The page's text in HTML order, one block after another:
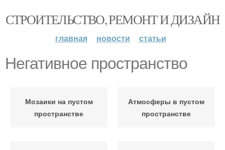
СТРОИТЕЛЬСТВО, РЕМОНТ И ДИЗАЙН
главная новости статьи
Негативное пространство
Мозаики на пустом
пространстве
Атмосферы в пустом
пространстве